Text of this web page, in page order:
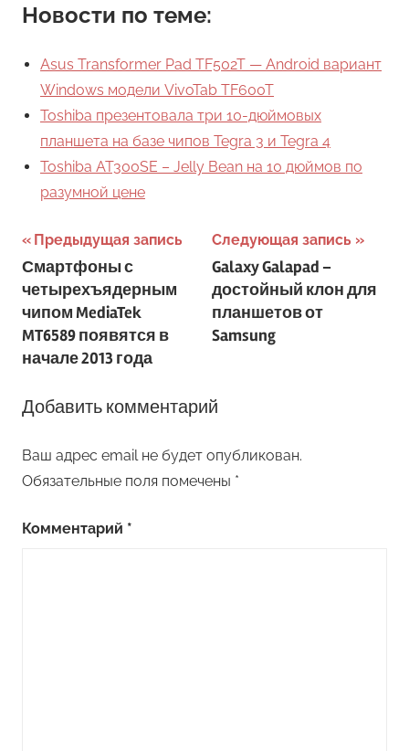
Новости по теме:
Asus Transformer Pad TF502T — Android вариант
Windows модели VivoTab TF600T
Toshiba презентовала три 10-дюймовых
планшета на базе чипов Tegra 3 и Tegra 4
Toshiba AT300SE – Jelly Bean на 10 дюймов по
разумной цене
Навигация
по
записям
Предыдущая запись
Смартфоны с
четырехъядерным
чипом MediaTek
MT6589 появятся в
начале 2013 года
Следующая запись
Galaxy Galapad –
достойный клон для
планшетов от
Samsung
Добавить комментарий
Ваш адрес email не будет опубликован.
Обязательные поля помечены *
Комментарий *